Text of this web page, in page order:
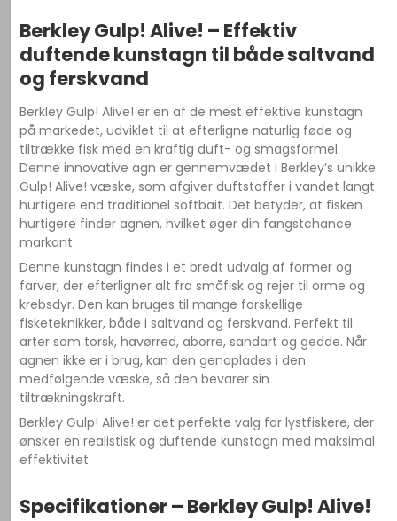
Berkley Gulp! Alive! – Effektiv
duftende kunstagn til både saltvand
og ferskvand
Berkley Gulp! Alive! er en af de mest effektive kunstagn
på markedet, udviklet til at efterligne naturlig føde og
tiltrække fisk med en kraftig duft- og smagsformel.
Denne innovative agn er gennemvædet i Berkley’s unikke
Gulp! Alive! væske, som afgiver duftstoffer i vandet langt
hurtigere end traditionel softbait. Det betyder, at fisken
hurtigere finder agnen, hvilket øger din fangstchance
markant.
Denne kunstagn findes i et bredt udvalg af former og
farver, der efterligner alt fra småfisk og rejer til orme og
krebsdyr. Den kan bruges til mange forskellige
fisketeknikker, både i saltvand og ferskvand. Perfekt til
arter som torsk, havørred, aborre, sandart og gedde. Når
agnen ikke er i brug, kan den genoplades i den
medfølgende væske, så den bevarer sin
tiltrækningskraft.
Berkley Gulp! Alive! er det perfekte valg for lystfiskere, der
ønsker en realistisk og duftende kunstagn med maksimal
effektivitet.
Specifikationer – Berkley Gulp! Alive!